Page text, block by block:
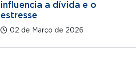
influencia a dívida e o
estresse
02 de Março de 2026